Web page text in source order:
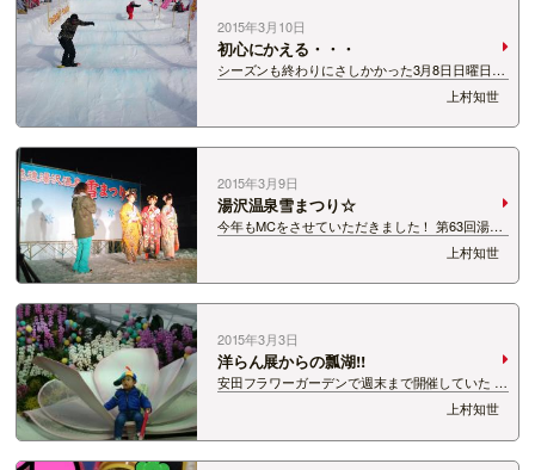
2015年3月10日
初心にかえる・・・
シーズンも終わりにさしかかった3月8日日曜日。
己のスノーボードについて改めるいい日となりま
した!! まじかー！！私全然基礎がなってないじゃ
ん！！ うそーん！今までどうやってすべってたー
ん！！？ キューピットバレイで開催…
上村知世
2015年3月9日
湯沢温泉雪まつり☆
今年もMCをさせていただきました！ 第63回湯沢
温泉雪まつり☆ たくさんの方にお越しいただきま
した・・・ 本当にありがとうございました＾−＾
クライマックスの冬花火は、 キレイすぎて今年も
うるっときました！ ミス駒子ちゃ…
上村知世
2015年3月3日
洋らん展からの瓢湖!!
安田フラワーガーデンで週末まで開催していた 世
界の洋らん展inにいがた☆ 家族で行ってきました
ー＾−＾ おやゆび姫ならぬおやゆび王子にｗ さら
にサントピアワールドのセンターハウスで開催し
ていた 飛び出す絵本展を見て、メリ…
上村知世